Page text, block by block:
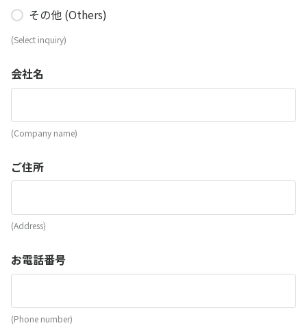
その他 (Others)
(Select inquiry)
会社名
(Company name)
ご住所
(Address)
お電話番号
(Phone number)